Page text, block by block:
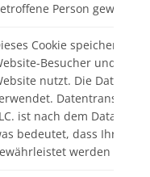
Person
Cookie speichert
Besucher und
nutzt. Die Daten
Datentransfer.
ist nach dem Data
bedeutet, dass Ihre
werden